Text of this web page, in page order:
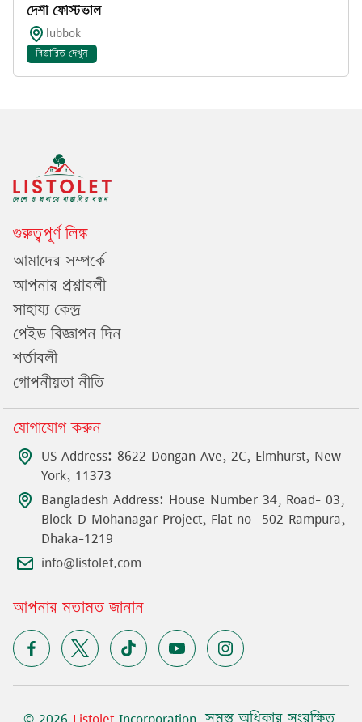
দেশী ফেস্টিভাল
lubbok
বিস্তারিত দেখুন
গুরুত্বপূর্ণ লিঙ্ক
আমাদের সম্পর্কে
আপনার প্রশ্নাবলী
সাহায্য কেন্দ্র
পেইড বিজ্ঞাপন দিন
শর্তাবলী
গোপনীয়তা নীতি
যোগাযোগ করুন
US Address: 8622 Dongan Ave, 2C, Elmhurst, New
York, 11373
Bangladesh Address: House Number 34, Road- 03,
Block-D Mohanagar Project, Flat no- 502 Rampura,
Dhaka-1219
info@listolet.com
আপনার মতামত জানান